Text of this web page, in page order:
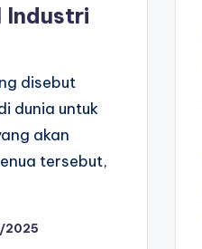
Industri
disebut
dunia untuk
akan
tersebut,